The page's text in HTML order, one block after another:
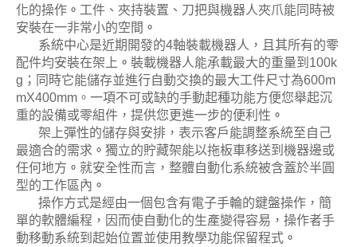
化的操作 。 工件、夾持裝置、刀把與機器人夾爪能同時被
安裝在一非常小的空間 。
系統中心是近期開發的4軸裝載機器人，且其所有的零
配件均安裝在架上 。 裝載機器人能承載最大的重量到100k
g；同時它能儲存並進行自動交換的最大工件尺寸為600m
mX400mm。一項不可或缺的手動起種功能方便您舉起沉
重的設備或零組件，提供您更進一步的便利性 。
架上彈性的儲存與安排，表示客戶能調整系統至自己
最適合的需求 。 獨立的貯藏架能以拖板車移送到機器邊或
任何地方 。 就安全性而言，整體自動化系統被含蓋於半圓
型的工作區內 。
操作方式是經由一個包含有電子手輪的鍵盤操作，簡
單的軟體編程，因而使自動化的生產變得容易，操作者手
動移動系統到起始位置並使用教學功能保留程式 。